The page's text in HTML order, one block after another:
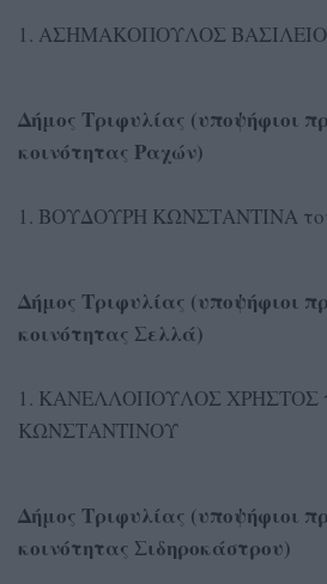
1. ΑΣΗΜΑΚΟΠΟΥΛΟΣ
Δήμος Τριφυλίας (υποψήφιοι
κοινότητας Ραχών)
1. ΒΟΥΔΟΥΡΗ ΚΩΝΣΤΑΝΤΙΝΑ
Δήμος Τριφυλίας (υποψήφιοι
κοινότητας Σελλά)
1. ΚΑΝΕΛΛΟΠΟΥΛΟΣ ΧΡΗΣΤΟΣ
ΚΩΝΣΤΑΝΤΙΝΟΥ
Δήμος Τριφυλίας (υποψήφιοι
κοινότητας Σιδηροκάστρου)